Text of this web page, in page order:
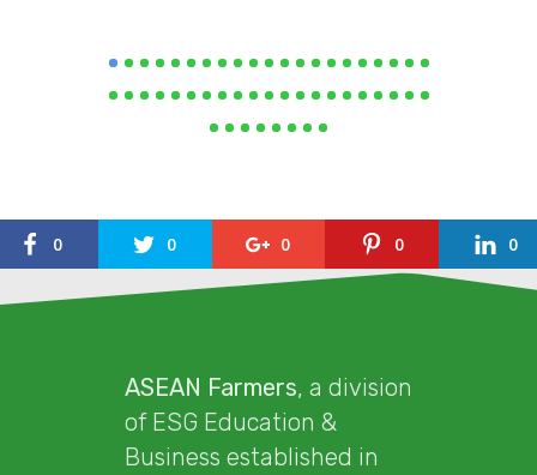
0 0 0 0 0
ASEAN Farmers, a division
of ESG Education &
Business established in